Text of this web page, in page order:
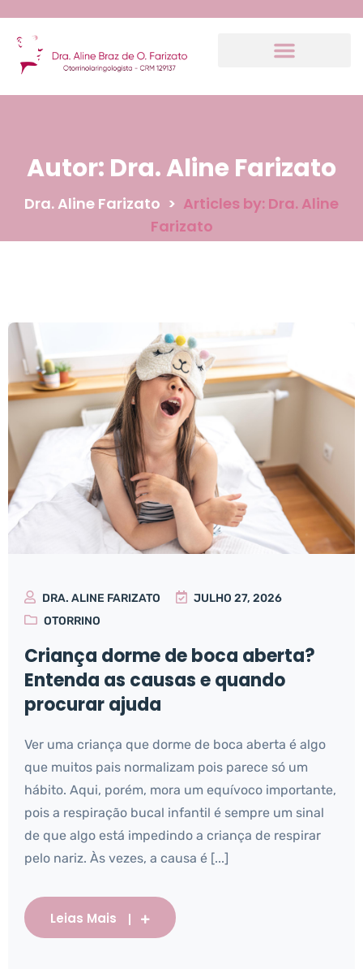
Autor: Dra. Aline Farizato
Dra. Aline Farizato > Articles by: Dra. Aline
Farizato
DRA. ALINE FARIZATO
JULHO 27, 2026
OTORRINO
Criança dorme de boca aberta?
Entenda as causas e quando
procurar ajuda
Ver uma criança que dorme de boca aberta é algo
que muitos pais normalizam pois parece só um
hábito. Aqui, porém, mora um equívoco importante,
pois a respiração bucal infantil é sempre um sinal
de que algo está impedindo a criança de respirar
pelo nariz. Às vezes, a causa é [...]
Leias Mais